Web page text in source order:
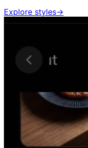
Explore styles→